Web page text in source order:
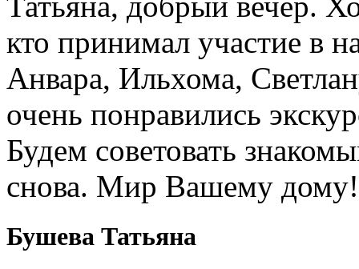
кто принимал участие в
Анвара, Ильхома,
очень понравились
Будем советовать
снова. Мир Вашему дому!
Бушева Татьяна